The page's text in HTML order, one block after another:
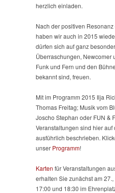
herzlich einladen.
Nach der positiven
haben wir auch in 2015
dürfen sich auf ganz
Überraschungen, Newcomer
Funk und Fern und den
bekannt sind, freuen.
Mit im Programm 2015 Ilja
Thomas Freitag; Musik vom
Joscho Stephan oder FUN &
Veranstaltungen sind hier auf
ausführlich beschrieben.
unser Programm!
Karten für Veranstaltungen
erhalten Sie zunächst am
17:00 und 18:30 im